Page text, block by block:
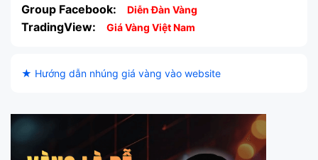
Group Facebook: Diễn Đàn Vàng
TradingView: Giá Vàng Việt Nam
★ Hướng dẫn nhúng giá vàng vào website